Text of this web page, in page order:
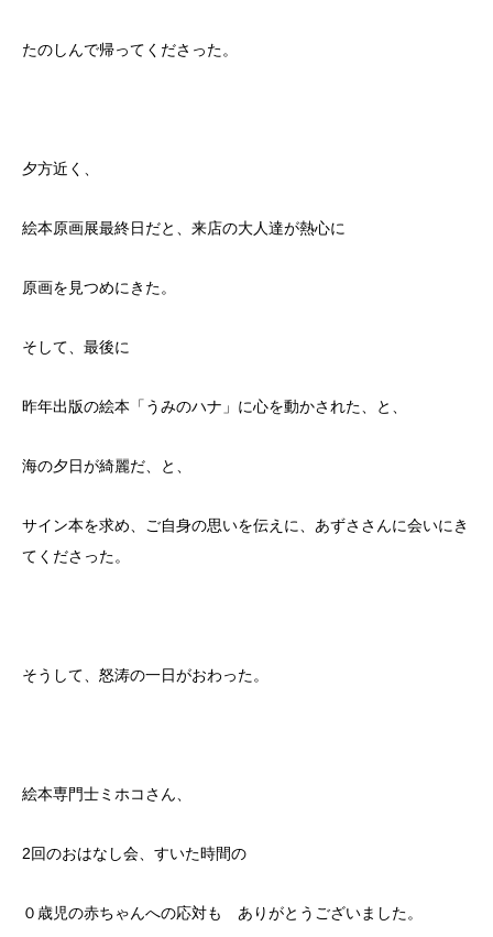
たのしんで帰ってくださった。
夕方近く、
絵本原画展最終日だと、来店の大人達が熱心に
原画を見つめにきた。
そして、最後に
昨年出版の絵本「うみのハナ」に心を動かされた、と、
海の夕日が綺麗だ、と、
サイン本を求め、ご自身の思いを伝えに、あずささんに会いにき
てくださった。
そうして、怒涛の一日がおわった。
絵本専門士ミホコさん、
2回のおはなし会、すいた時間の
０歳児の赤ちゃんへの応対も ありがとうございました。